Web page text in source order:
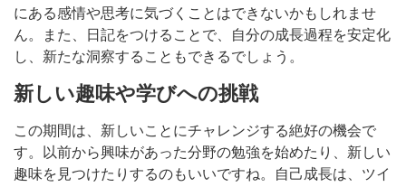
にある感情や思考に気づくことはできないかもしれませ
ん。また、日記をつけることで、自分の成長過程を安定化
し、新たな洞察することもできるでしょう。
新しい趣味や学びへの挑戦
この期間は、新しいことにチャレンジする絶好の機会で
す。以前から興味があった分野の勉強を始めたり、新しい
趣味を見つけたりするのもいいですね。自己成長は、ツイ